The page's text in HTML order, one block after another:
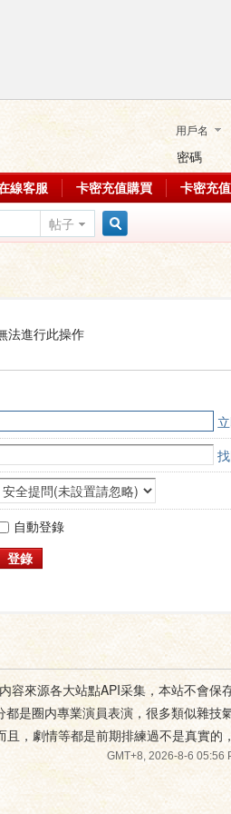
用戶名
密碼
線客服 卡密充值購買 卡密充
帖子
法進行此操作
自動登錄
登錄
容來源各大站點API采集，本站不會
是圈内專業演員表演，很多類似雜
且，劇情等都是前期排練過不是真實
GMT+8, 2026-8-6 05:56